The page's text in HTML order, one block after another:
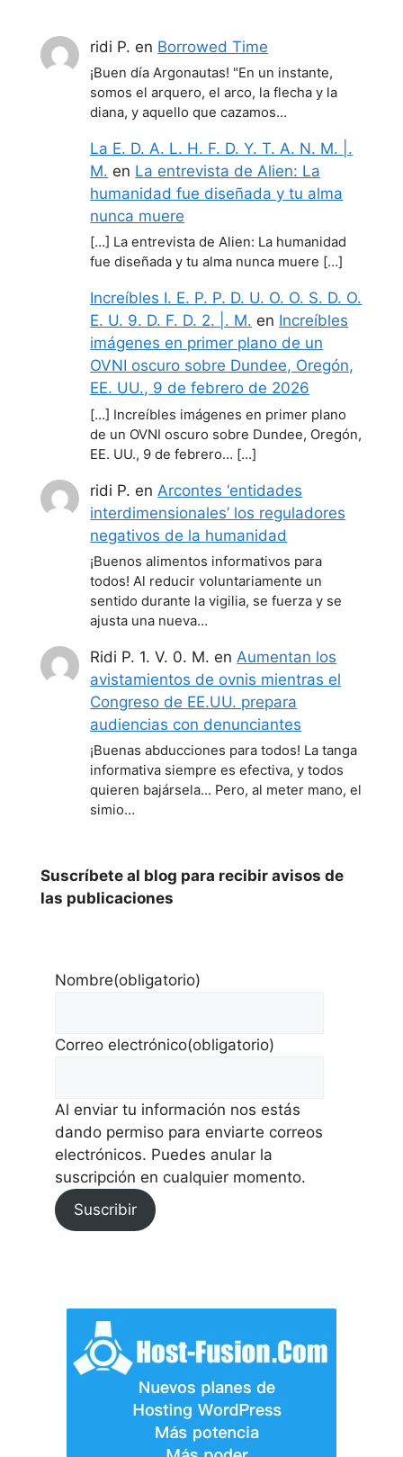
ridi P. en Borrowed Time
¡Buen día Argonautas! "En un instante,
somos el arquero, el arco, la flecha y la
diana, y aquello que cazamos…
La E. D. A. L. H. F. D. Y. T. A. N. M. |.
M. en La entrevista de Alien: La
humanidad fue diseñada y tu alma
nunca muere
[…] La entrevista de Alien: La humanidad
fue diseñada y tu alma nunca muere […]
Increíbles I. E. P. P. D. U. O. O. S. D. O.
E. U. 9. D. F. D. 2. |. M. en Increíbles
imágenes en primer plano de un
OVNI oscuro sobre Dundee, Oregón,
EE. UU., 9 de febrero de 2026
[…] Increíbles imágenes en primer plano
de un OVNI oscuro sobre Dundee, Oregón,
EE. UU., 9 de febrero… […]
ridi P. en Arcontes ‘entidades
interdimensionales’ los reguladores
negativos de la humanidad
¡Buenos alimentos informativos para
todos! Al reducir voluntariamente un
sentido durante la vigilia, se fuerza y se
ajusta una nueva…
Ridi P. 1. V. 0. M. enAumentan los
avistamientos de ovnis mientras el
Congreso de EE.UU. prepara
audiencias con denunciantes
¡Buenas abducciones para todos! La tanga
informativa siempre es efectiva, y todos
quieren bajársela... Pero, al meter mano, el
simio…
Suscríbete al blog para recibir avisos de
las publicaciones
Nombre(obligatorio)
Correo electrónico(obligatorio)
Al enviar tu información nos estás
dando permiso para enviarte correos
electrónicos. Puedes anular la
suscripción en cualquier momento.
Suscribir